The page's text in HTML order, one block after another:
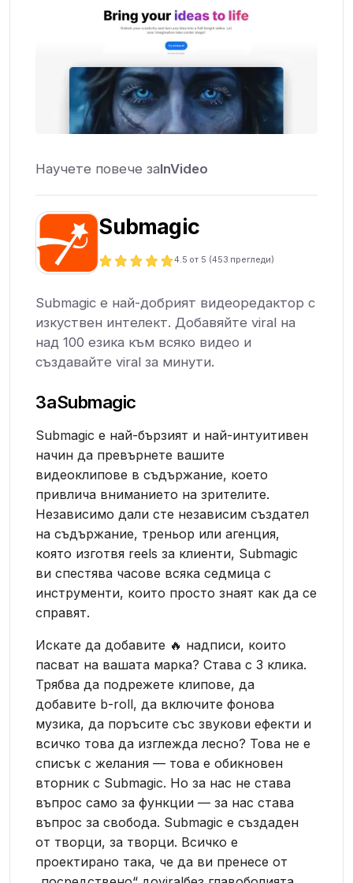
Научете повече заInVideo
Submagic
4.5 от 5 (453 прегледи)
Submagic е най-добрият видеоредактор с
изкуствен интелект. Добавяйте viral на
над 100 езика към всяко видео и
създавайте viral за минути.
ЗаSubmagic
Submagic е най-бързият и най-интуитивен
начин да превърнете вашите
видеоклипове в съдържание, което
привлича вниманието на зрителите.
Независимо дали сте независим създател
на съдържание, треньор или агенция,
която изготвя reels за клиенти, Submagic
ви спестява часове всяка седмица с
инструменти, които просто знаят как да се
справят.
Искате да добавите 🔥 надписи, които
пасват на вашата марка? Става с 3 клика.
Трябва да подрежете клипове, да
добавите b-roll, да включите фонова
музика, да поръсите със звукови ефекти и
всичко това да изглежда лесно? Това не е
списък с желания — това е обикновен
вторник с Submagic. Но за нас не става
въпрос само за функции — за нас става
въпрос за свобода. Submagic е създаден
от творци, за творци. Всичко е
проектирано така, че да ви пренесе от